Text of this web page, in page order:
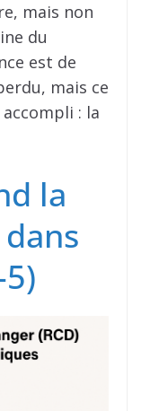
mais non
du
est de
mais ce
: la
la